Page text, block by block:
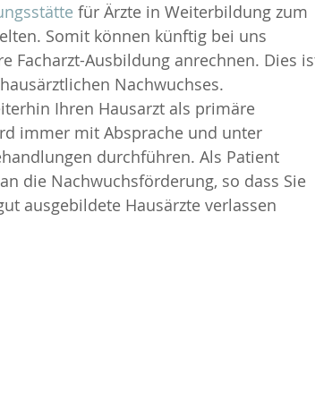
für Ärzte in Weiterbildung zum
Somit können künftig bei uns
Facharzt-Ausbildung anrechnen. Dies
Nachwuchses.
Ihren Hausarzt als primäre
immer mit Absprache und unter
durchführen. Als Patient
die Nachwuchsförderung, so dass Sie
ausgebildete Hausärzte verlassen